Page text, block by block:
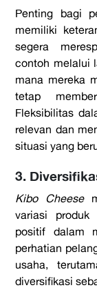
Penting bagi
memiliki
segera
contoh melalui
mana mereka
tetap
Fleksibilitas
relevan dan
situasi yang
3.
Kibo Cheese
variasi produk
positif dalam
perhatian
usaha,
diversifikasi